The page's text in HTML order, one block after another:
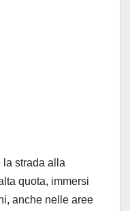
la strada alla
quota, immersi
anche nelle aree